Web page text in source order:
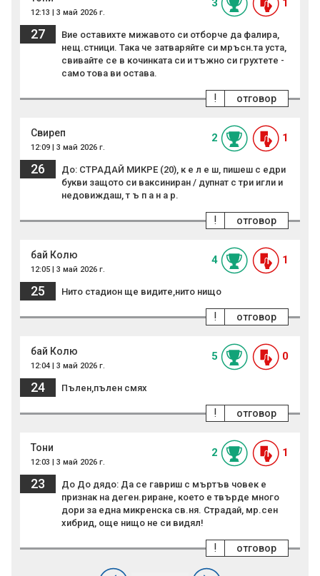
12:13 | 3 май 2026 г.
3 1
27
Вие оставихте мижавото си отборче да фалира,
нещ.стници. Така че затваряйте си мръсн.та уста,
свивайте се в кочинката си и тъжно си грухтете -
само това ви остава.
отговор
!
Свиреп
12:09 | 3 май 2026 г.
2 1
26
До: СТРАДАЙ МИКРЕ (20), к е л е ш, пишеш с едри
букви защото си ваксиниран / дупнат с три игли и
недовиждаш, т ъ п а н а р.
отговор
!
бай Колю
12:05 | 3 май 2026 г.
4 1
25 Нито стадион ще видите,нито нищо
отговор
!
бай Колю
12:04 | 3 май 2026 г.
5 0
24 Пълен,пълен смях
отговор
!
Тони
12:03 | 3 май 2026 г.
2 1
23
До До дядо: Да се гавриш с мъртъв човек е
признак на деген.риране, което е твърде много
дори за една микренска св.ня. Страдай, мр.сен
хибрид, още нищо не си видял!
отговор
!